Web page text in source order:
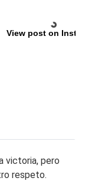
View post on
victoria, pero
respeto.